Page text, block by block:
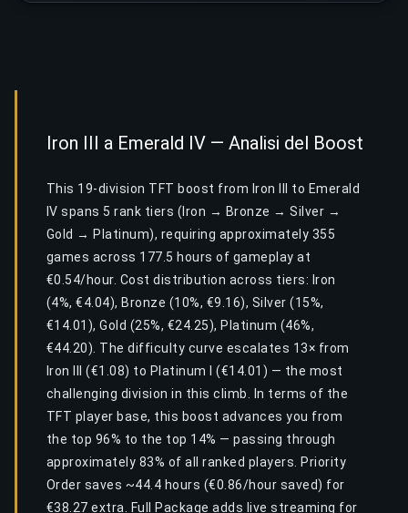
Iron III a Emerald IV — Analisi del Boost
This 19-division TFT boost from Iron III to Emerald
IV spans 5 rank tiers (Iron → Bronze → Silver →
Gold → Platinum), requiring approximately 355
games across 177.5 hours of gameplay at
€0.54/hour. Cost distribution across tiers: Iron
(4%, €4.04), Bronze (10%, €9.16), Silver (15%,
€14.01), Gold (25%, €24.25), Platinum (46%,
€44.20). The difficulty curve escalates 13× from
Iron III (€1.08) to Platinum I (€14.01) — the most
challenging division in this climb. In terms of the
TFT player base, this boost advances you from
the top 96% to the top 14% — passing through
approximately 83% of all ranked players. Priority
Order saves ~44.4 hours (€0.86/hour saved) for
€38.27 extra. Full Package adds live streaming for